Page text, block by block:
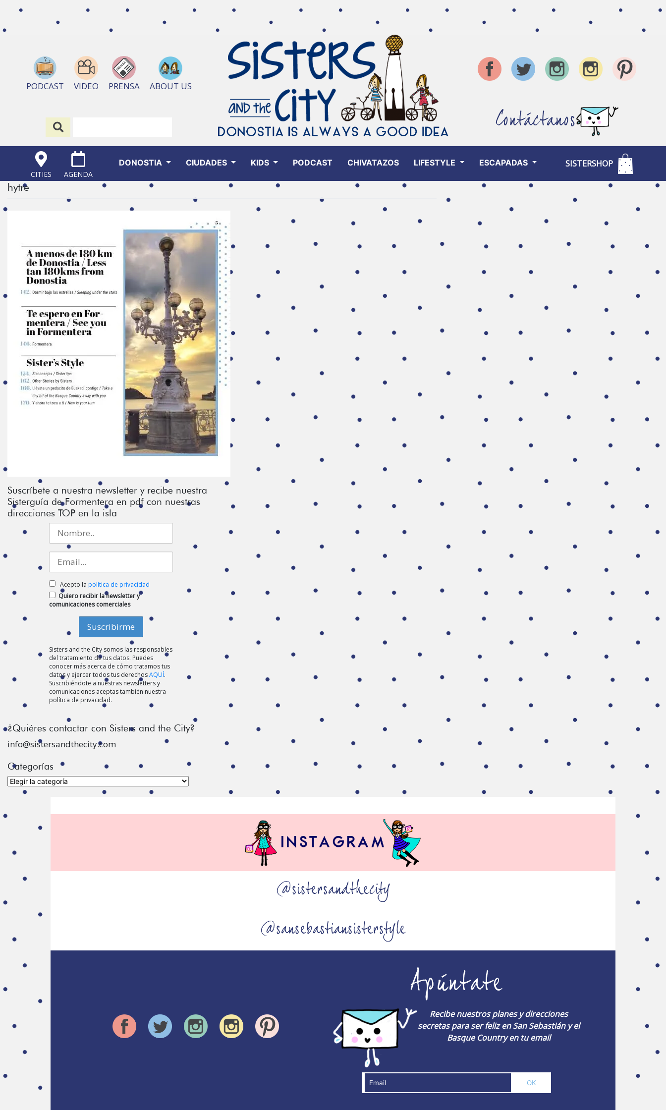
PODCAST VIDEO PRENSA ABOUT US
Contáctanos
CITIES AGENDA
DONOSTIA CIUDADES KIDS PODCAST CHIVATAZOS LIFESTYLE ESCAPADAS SISTERSHOP
hytre
Suscríbete a nuestra newsletter y recibe nuestra
Sisterguía de Formentera en pdf con nuestras
direcciones TOP en la isla
Acepto la política de privacidad
Quiero recibir la newsletter y
comunicaciones comerciales
Sisters and the City somos las responsables
del tratamiento de tus datos. Puedes
conocer más acerca de cómo tratamos tus
datos y ejercer todos tus derechosAQUÍ.
Suscribiéndote a nuestras newsletters y
comunicaciones aceptas también nuestra
política de privacidad.
¿Quiéres contactar con Sisters and the City?
info@sistersandthecity.com
Categorías
Categorías
@sistersandthecity
@sansebastiansisterstyle
Apúntate
Recibe nuestros planes y direcciones
secretas para ser feliz en San Sebastián y el
Basque Country en tu email